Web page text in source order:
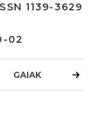
1139-3629
02
GAIAK